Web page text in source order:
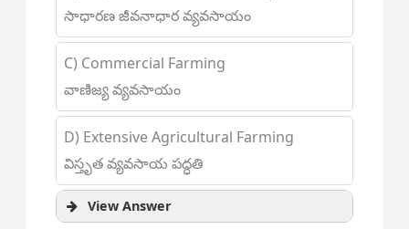
సాధారణ జీవనాధార వ్యవసాయం
C) Commercial Farming
వాణిజ్య వ్యవసాయం
D) Extensive Agricultural Farming
విస్తృత వ్యవసాయ పద్ధతి
View Answer